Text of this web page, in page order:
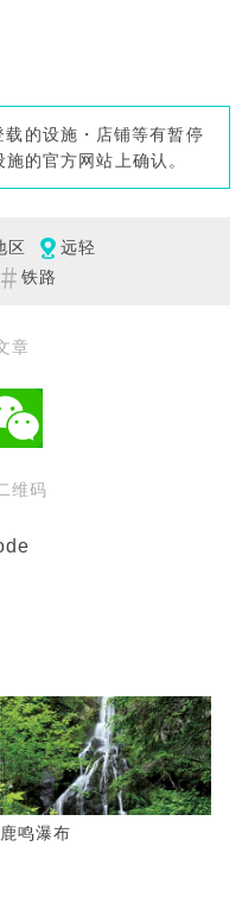
的设施・店铺等有暂停
的官方网站上确认。
区
远轻
铁路
章
维码
鹿鸣瀑布